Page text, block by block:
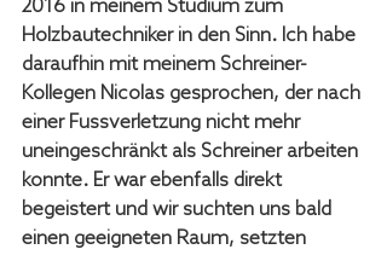
2016 in meinem Studium zum
Holzbautechniker in den Sinn. Ich habe
daraufhin mit meinem Schreiner-
Kollegen Nicolas gesprochen, der nach
einer Fussverletzung nicht mehr
uneingeschränkt als Schreiner arbeiten
konnte. Er war ebenfalls direkt
begeistert und wir suchten uns bald
einen geeigneten Raum, setzten